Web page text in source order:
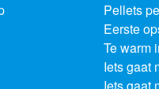
Pellets
Eerste
Te warm
Iets gaat